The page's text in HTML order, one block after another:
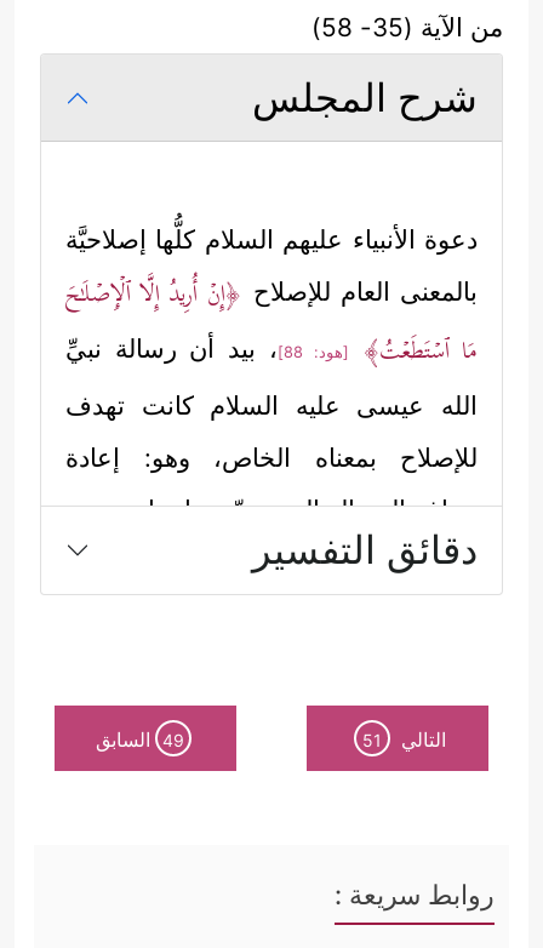
من الآية (35- 58)
شرح المجلس
دعوة الأنبياء عليهم السلام كلُّها إصلاحيَّة
بالمعنى العام للإصلاح ﴿إِنۡ أُرِیدُ إِلَّا ٱلۡإِصۡلَـٰحَ
مَا ٱسۡتَطَعۡتُ﴾
[هود: 88]
، بيد أن رسالة نبيِّ
الله عيسى عليه السلام كانت تهدف
للإصلاح بمعناه الخاص، وهو: إعادة
صياغة الرسالة الموسويّة بما يتناسب مع
تطوّر الحياة ومستجداتها، ثم معالجة
الرسالة وتحقيق معنى الاستخلاف على
هذه الأرض، وقد ضم هذا المقطع قواعد
أولًا: التربية الأسريَّة؛ حيث استهل
دقائق التفسير
التالي 51
49 السابق
روابط سريعة :